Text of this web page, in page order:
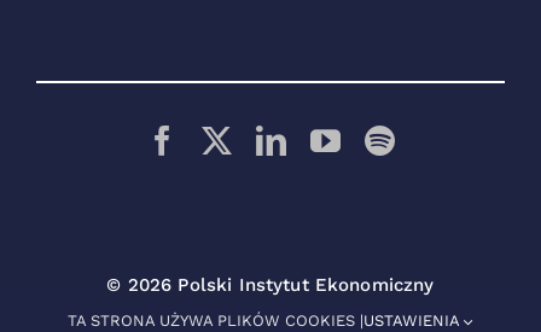
© 2026 Polski Instytut Ekonomiczny
TA STRONA UŻYWA PLIKÓW COOKIES |USTAWIENIA